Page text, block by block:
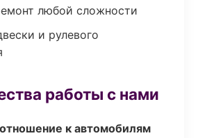
любой сложности
и рулевого
работы с нами
к автомобилям